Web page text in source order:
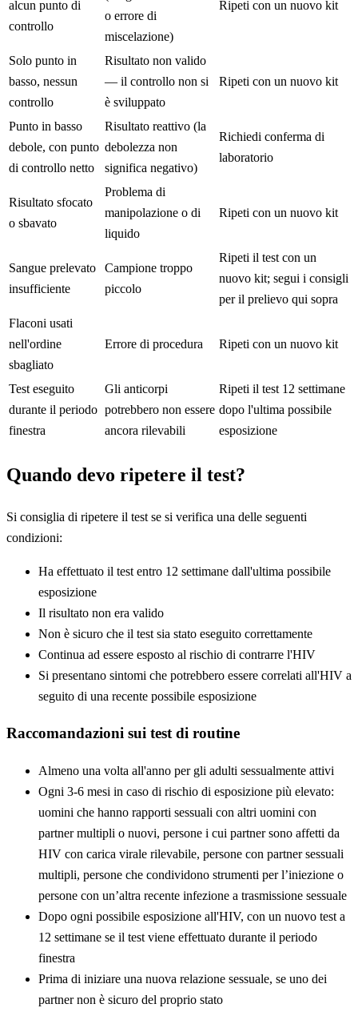
alcun punto di
controllo
o errore di
miscelazione)
Ripeti con un nuovo kit
Solo punto in
basso, nessun
controllo
Risultato non valido
— il controllo non si
è sviluppato
Ripeti con un nuovo kit
Punto in basso
debole, con punto
di controllo netto
Risultato reattivo (la
debolezza non
significa negativo)
Richiedi conferma di
laboratorio
Risultato sfocato
o sbavato
Problema di
manipolazione o di
liquido
Ripeti con un nuovo kit
Sangue prelevato
insufficiente
Campione troppo
piccolo
Ripeti il test con un
nuovo kit; segui i consigli
per il prelievo qui sopra
Flaconi usati
nell'ordine
sbagliato
Errore di procedura Ripeti con un nuovo kit
Test eseguito
durante il periodo
finestra
Gli anticorpi
potrebbero non essere
ancora rilevabili
Ripeti il test 12 settimane
dopo l'ultima possibile
esposizione
Quando devo ripetere il test?
Si consiglia di ripetere il test se si verifica una delle seguenti
condizioni:
Ha effettuato il test entro 12 settimane dall'ultima possibile
esposizione
Il risultato non era valido
Non è sicuro che il test sia stato eseguito correttamente
Continua ad essere esposto al rischio di contrarre l'HIV
Si presentano sintomi che potrebbero essere correlati all'HIV a
seguito di una recente possibile esposizione
Raccomandazioni sui test di routine
Almeno una volta all'anno per gli adulti sessualmente attivi
Ogni 3-6 mesi in caso di rischio di esposizione più elevato:
uomini che hanno rapporti sessuali con altri uomini con
partner multipli o nuovi, persone i cui partner sono affetti da
HIV con carica virale rilevabile, persone con partner sessuali
multipli, persone che condividono strumenti per l’iniezione o
persone con un’altra recente infezione a trasmissione sessuale
Dopo ogni possibile esposizione all'HIV, con un nuovo test a
12 settimane se il test viene effettuato durante il periodo
finestra
Prima di iniziare una nuova relazione sessuale, se uno dei
partner non è sicuro del proprio stato